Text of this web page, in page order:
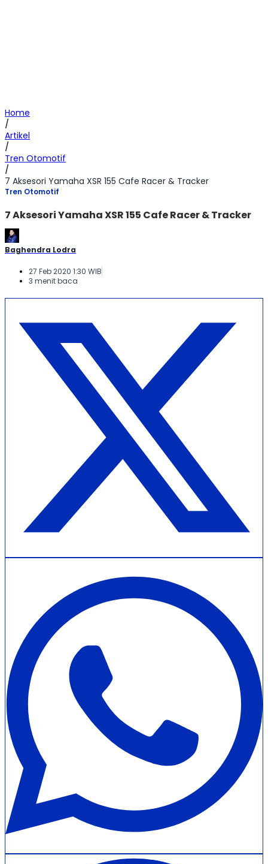
Home
/
Artikel
/
Tren Otomotif
/
7 Aksesori Yamaha XSR 155 Cafe Racer & Tracker
Tren Otomotif
7 Aksesori Yamaha XSR 155 Cafe Racer & Tracker
Baghendra Lodra
27 Feb 2020 1:30 WIB
3 menit baca